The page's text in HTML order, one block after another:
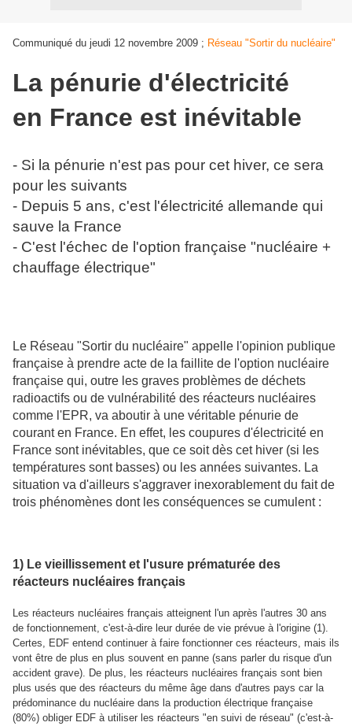
Communiqué du jeudi 12 novembre 2009 ; Réseau "Sortir du nucléaire"
La pénurie d'électricité
en France est inévitable
- Si la pénurie n'est pas pour cet hiver, ce sera
pour les suivants
- Depuis 5 ans, c'est l'électricité allemande qui
sauve la France
- C'est l'échec de l'option française "nucléaire +
chauffage électrique"
Le Réseau "Sortir du nucléaire" appelle l'opinion publique
française à prendre acte de la faillite de l'option nucléaire
française qui, outre les graves problèmes de déchets
radioactifs ou de vulnérabilité des réacteurs nucléaires
comme l'EPR, va aboutir à une véritable pénurie de
courant en France. En effet, les coupures d'électricité en
France sont inévitables, que ce soit dès cet hiver (si les
températures sont basses) ou les années suivantes. La
situation va d'ailleurs s'aggraver inexorablement du fait de
trois phénomènes dont les conséquences se cumulent :
1) Le vieillissement et l'usure prématurée des
réacteurs nucléaires français
Les réacteurs nucléaires français atteignent l'un après l'autres 30 ans
de fonctionnement, c'est-à-dire leur durée de vie prévue à l'origine (1).
Certes, EDF entend continuer à faire fonctionner ces réacteurs, mais ils
vont être de plus en plus souvent en panne (sans parler du risque d'un
accident grave). De plus, les réacteurs nucléaires français sont bien
plus usés que des réacteurs du même âge dans d'autres pays car la
prédominance du nucléaire dans la production électrique française
(80%) obliger EDF à utiliser les réacteurs "en suivi de réseau" (c'est-à-